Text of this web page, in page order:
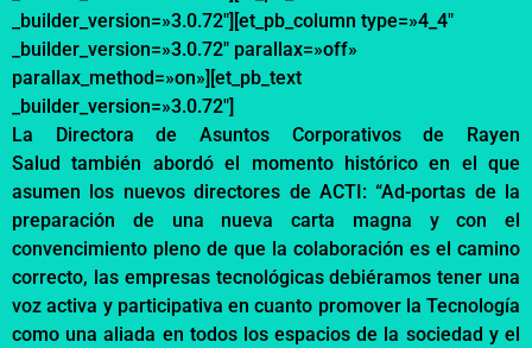
_builder_version=»3.0.72″][et_pb_column type=»4_4″
_builder_version=»3.0.72″ parallax=»off»
parallax_method=»on»][et_pb_text
_builder_version=»3.0.72″]
La Directora de Asuntos Corporativos de Rayen
Salud también abordó el momento histórico en el que
asumen los nuevos directores de ACTI: “Ad-portas de la
preparación de una nueva carta magna y con el
convencimiento pleno de que la colaboración es el camino
correcto, las empresas tecnológicas debiéramos tener una
voz activa y participativa en cuanto promover la Tecnología
como una aliada en todos los espacios de la sociedad y el